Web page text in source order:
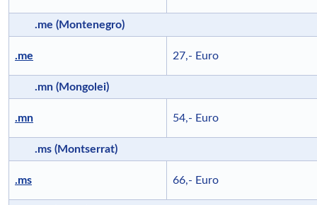
.me (Montenegro)
.me 27,- Euro
.mn (Mongolei)
.mn 54,- Euro
.ms (Montserrat)
.ms 66,- Euro